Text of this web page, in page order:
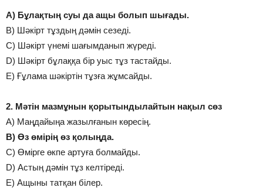
A) Бұлақтың суы да ащы болып шығады.
B) Шәкірт тұздың дәмін сезеді.
C) Шәкірт үнемі шағымданып жүреді.
D) Шәкірт бұлаққа бір уыс тұз тастайды.
E) Ғұлама шәкіртін тұзға жұмсайды.
2. Мәтін мазмұнын қорытындылайтын нақыл сөз
A) Маңдайыңа жазылғанын көресің.
B) Өз өмірің өз қолыңда.
C) Өмірге өкпе артуға болмайды.
D) Астың дәмін тұз келтіреді.
E) Ащыны татқан білер.